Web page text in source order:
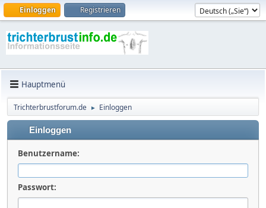
Einloggen Registrieren
Hauptmenü
Trichterbrustforum.de ► Einloggen
Einloggen
Benutzername:
Passwort: